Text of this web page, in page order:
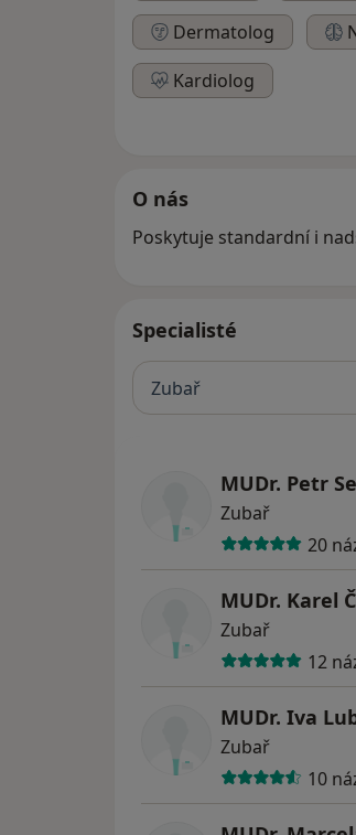
Dermatolog
Kardiolog
O nás
Poskytuje standardní i
Specialisté
Zubař
MUDr. Petr
Zubař
20
MUDr. Karel
Zubař
12
MUDr. Iva
Zubař
10